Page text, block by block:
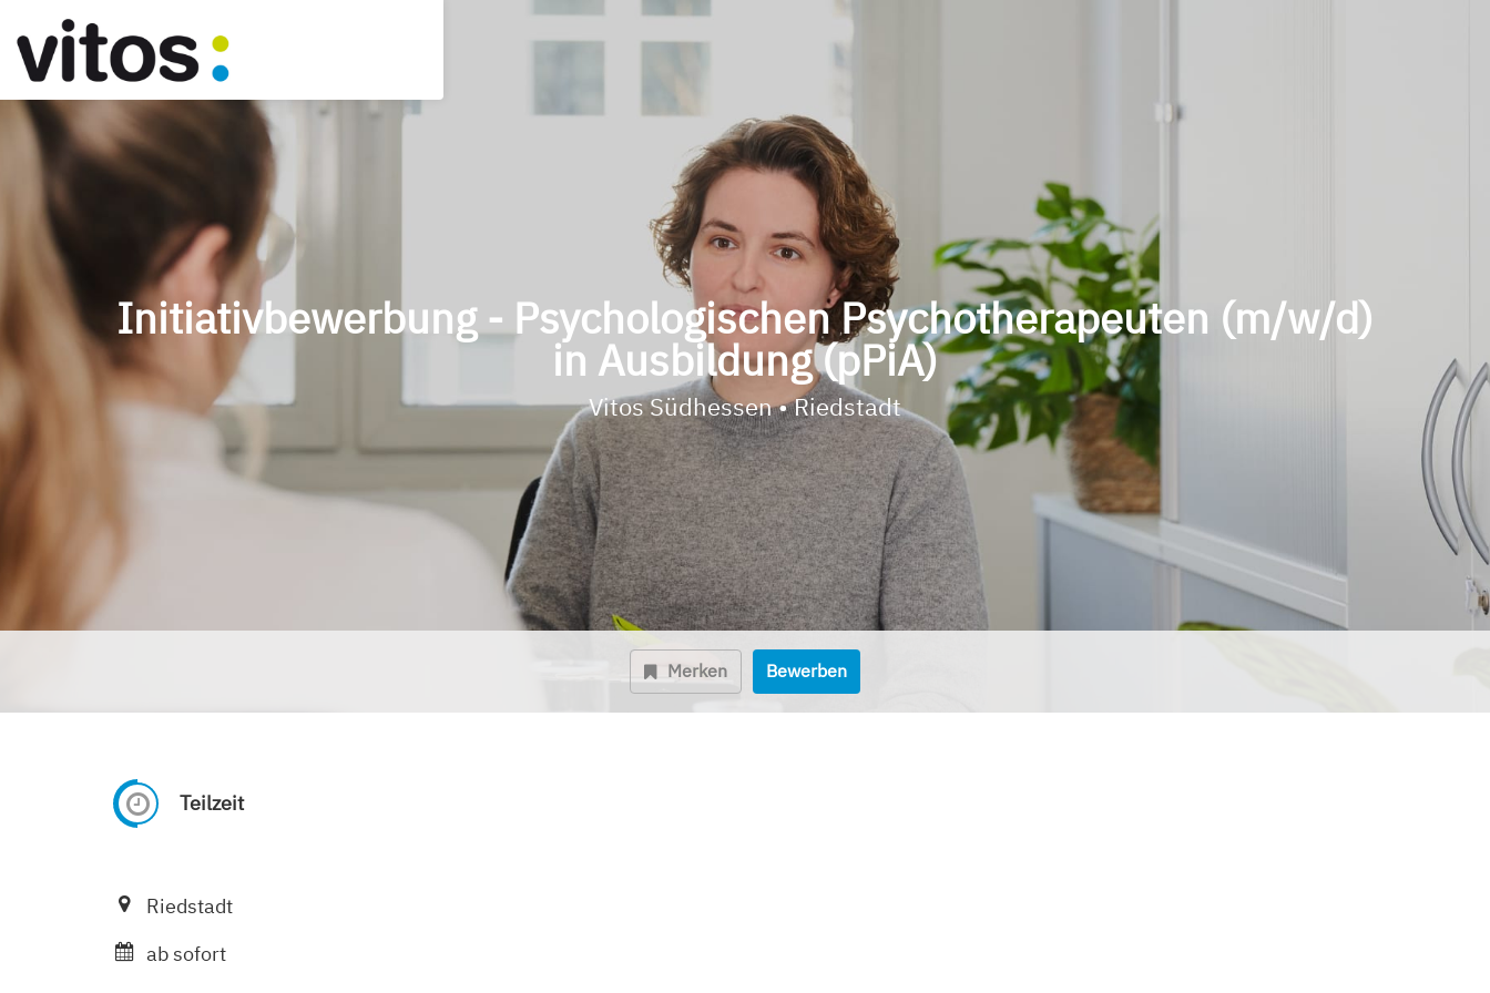
Initiativbewerbung - Psychologischen Psychotherapeuten (m/w/d)
in Ausbildung (pPiA)
Vitos Südhessen • Riedstadt
Merken Bewerben
Teilzeit
Riedstadt
ab sofort